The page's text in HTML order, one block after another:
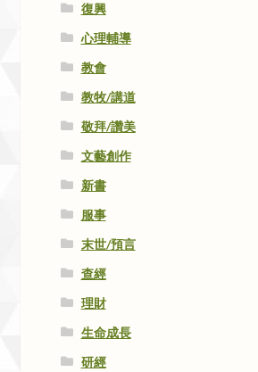
復興
心理輔導
教會
教牧/講道
敬拜/讚美
文藝創作
新書
服事
末世/預言
查經
理財
生命成長
研經